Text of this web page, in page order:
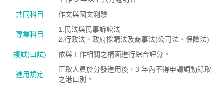
共同科目
作文與國文測驗
專業科目
1.民法與民事訴訟法
2.行政法、政府採購法及商事法(公司法、保險法)
複試(口試)
依與工作相關之構面進行綜合評分。
進用規定
正取人員於分發進用後，3 年內不得申請調動錄取
之港口別。